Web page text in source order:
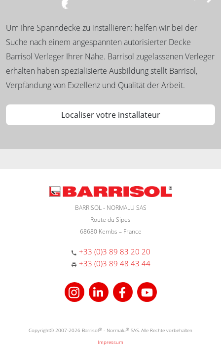
Um Ihre Spanndecke zu installieren: helfen wir bei der
Suche nach einem angespannten autorisierter Decke
Barrisol Verleger Ihrer Nähe. Barrisol zugelassenen Verleger
erhalten haben spezialisierte Ausbildung stellt Barrisol,
Verpfändung von Exzellenz und Qualität der Arbeit.
Localiser votre installateur
BARRISOL - NORMALU SAS
Route du Sipes
68680 Kembs – France
+33 (0)3 89 83 20 20
+33 (0)3 89 48 43 44
Copyright© 2007-2026 Barrisol® - Normalu® SAS. Alle Rechte vorbehalten
Impressum